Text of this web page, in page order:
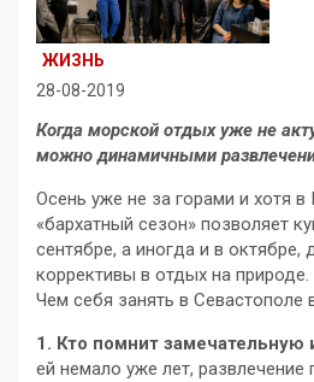
ЖИЗНЬ
28-08-2019
Когда морской отдых уже не
можно динамичными
Осень уже не за горами и хотя
«бархатный сезон» позволяет
сентябре, а иногда и в октябре,
коррективы в отдых на природе.
Чем себя занять в Севастополе
1. Кто помнит замечательную
ей немало уже лет, развлечение